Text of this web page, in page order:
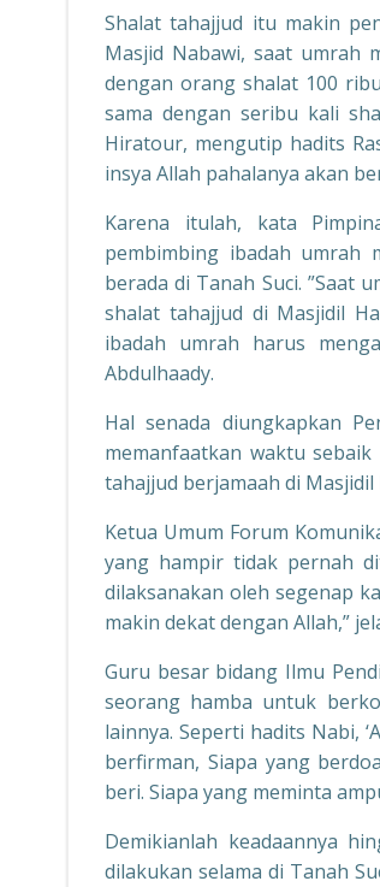
Shalat tahajjud itu makin
Masjid Nabawi, saat umrah
dengan orang shalat 100
sama dengan seribu kali
Hiratour, mengutip hadits
insya Allah pahalanya akan
Karena itulah, kata
pembimbing ibadah umrah
berada di Tanah Suci. ”Saat
shalat tahajjud di Masjidil
ibadah umrah harus
Abdulhaady.
Hal senada diungkapkan
memanfaatkan waktu
tahajjud berjamaah di
Ketua Umum Forum
yang hampir tidak pernah
dilaksanakan oleh segenap
makin dekat dengan Allah,”
Guru besar bidang Ilmu
seorang hamba untuk
lainnya. Seperti hadits Nabi,
berfirman, Siapa yang
beri. Siapa yang meminta
Demikianlah keadaannya
dilakukan selama di Tanah